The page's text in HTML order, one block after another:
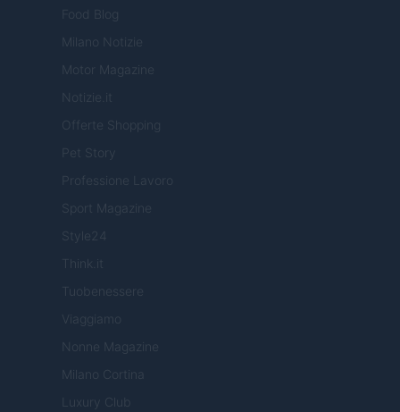
Food Blog
Milano Notizie
Motor Magazine
Notizie.it
Offerte Shopping
Pet Story
Professione Lavoro
Sport Magazine
Style24
Think.it
Tuobenessere
Viaggiamo
Nonne Magazine
Milano Cortina
Luxury Club